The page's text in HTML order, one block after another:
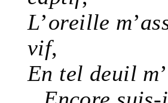
L’oreille m’
vif,
En tel deuil m’